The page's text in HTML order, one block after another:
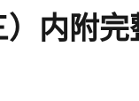
内附 提
和格式还原
低价云产品抢先购 至
价
手
产
专
云